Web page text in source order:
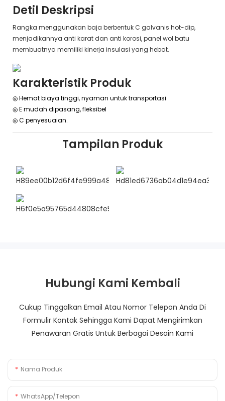
Detil Deskripsi
Rangka menggunakan baja berbentuk C galvanis hot-dip,
menjadikannya anti karat dan anti korosi, panel wol batu
membuatnya memiliki kinerja insulasi yang hebat.
Karakteristik Produk
◎ Hemat biaya tinggi, nyaman untuk transportasi
◎Emudah dipasang, fleksibel
◎C penyesuaian.
Tampilan Produk
Hubungi Kami Kembali
Cukup Tinggalkan Email Atau Nomor Telepon Anda Di
Formulir Kontak Sehingga Kami Dapat Mengirimkan
Penawaran Gratis Untuk Berbagai Desain Kami
Nama Produk
WhatsApp/Telepon